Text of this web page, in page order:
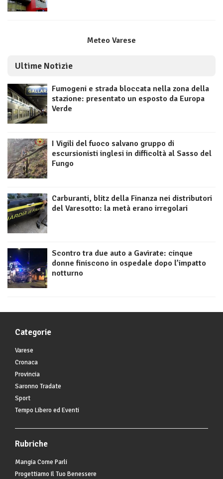
Meteo Varese
Ultime Notizie
Fumogeni e strada bloccata nella zona della
stazione: presentato un esposto da Europa
Verde
I Vigili del fuoco salvano gruppo di
escursionisti inglesi in difficoltà al Sasso del
Fungo
Carburanti, blitz della Finanza nei distributori
del Varesotto: la metà erano irregolari
Scontro tra due auto a Gavirate: cinque
donne finiscono in ospedale dopo l’impatto
notturno
Categorie
Varese
Cronaca
Provincia
Saronno Tradate
Sport
Tempo Libero ed Eventi
Rubriche
Mangia Come Parli
Progettiamo Il Tuo Benessere